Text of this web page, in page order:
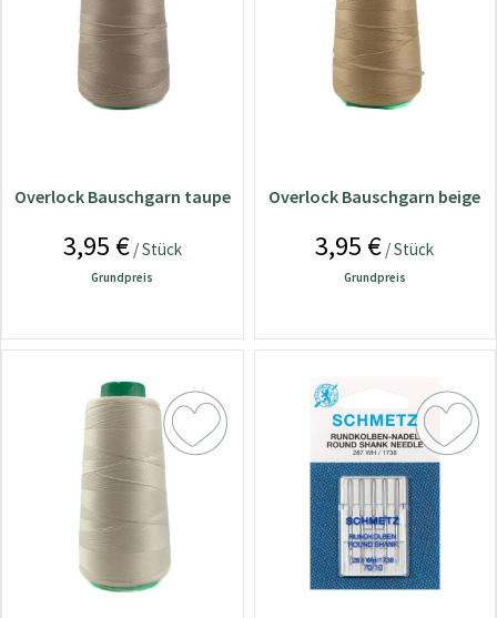
Overlock Bauschgarn taupe
3,95 €/ Stück
Grundpreis
Overlock Bauschgarn beige
3,95 € / Stück
Grundpreis